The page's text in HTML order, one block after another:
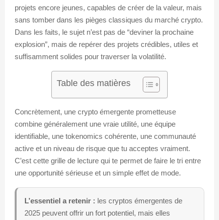
projets encore jeunes, capables de créer de la valeur, mais
sans tomber dans les pièges classiques du marché crypto.
Dans les faits, le sujet n’est pas de “deviner la prochaine
explosion”, mais de repérer des projets crédibles, utiles et
suffisamment solides pour traverser la volatilité.
Table des matières
Concrètement, une crypto émergente prometteuse
combine généralement une vraie utilité, une équipe
identifiable, une tokenomics cohérente, une communauté
active et un niveau de risque que tu acceptes vraiment.
C’est cette grille de lecture qui te permet de faire le tri entre
une opportunité sérieuse et un simple effet de mode.
L’essentiel a retenir : les cryptos émergentes de
2025 peuvent offrir un fort potentiel, mais elles